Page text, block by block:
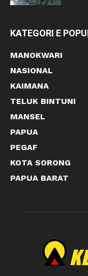
KATEGORI E
MANOKWARI
NASIONAL
KAIMANA
TELUK BINTUNI
MANSEL
PAPUA
PEGAF
KOTA SORONG
PAPUA BARAT